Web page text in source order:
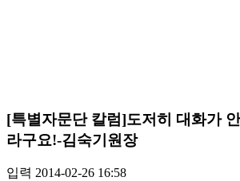
[특별자문단 칼럼]도저히 대화가
라구요!-김숙기원장
입력 2014-02-26 16:58